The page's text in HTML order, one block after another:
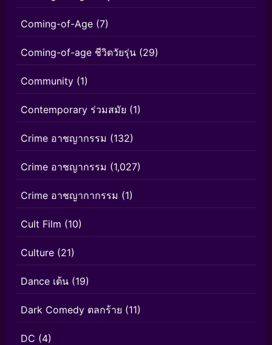
Coming-of-Age (7)
Coming-of-age ชีวิตวัยรุ่น (29)
Community (1)
Contemporary ร่วมสมัย (1)
Crime อาชญากรรม (132)
Crime อาชญากรรม (1,027)
Crime อาชญากากรรม (1)
Cult Film (10)
Culture (21)
Dance เต้น (19)
Dark Comedy ตลกร้าย (11)
DC (4)